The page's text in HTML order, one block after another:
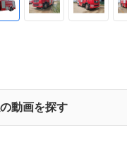
動画を探す